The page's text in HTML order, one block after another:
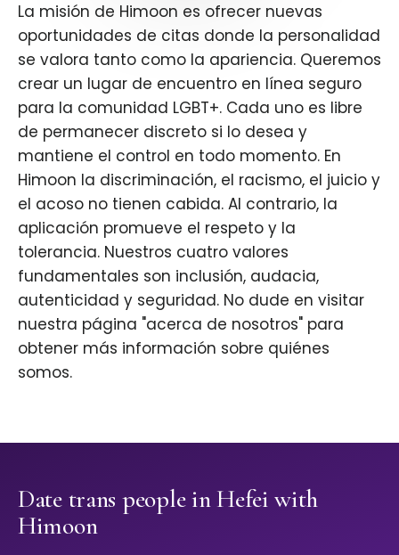
La misión de Himoon es ofrecer nuevas
oportunidades de citas donde la personalidad
se valora tanto como la apariencia. Queremos
crear un lugar de encuentro en línea seguro
para la comunidad LGBT+. Cada uno es libre
de permanecer discreto si lo desea y
mantiene el control en todo momento. En
Himoon la discriminación, el racismo, el juicio y
el acoso no tienen cabida. Al contrario, la
aplicación promueve el respeto y la
tolerancia. Nuestros cuatro valores
fundamentales son inclusión, audacia,
autenticidad y seguridad. No dude en visitar
nuestra página "acerca de nosotros" para
obtener más información sobre quiénes
somos.
Date trans people in Hefei with
Himoon